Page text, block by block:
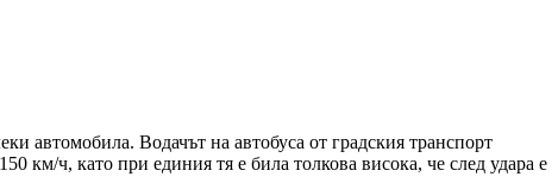
автомобила. Водачът на автобуса от градския транспорт
км/ч, като при единия тя е била толкова висока, че след удара е